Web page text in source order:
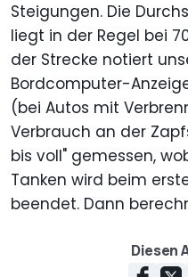
Steigungen. Die
liegt in der Regel bei
der Strecke notiert
Bordcomputer-
(bei Autos mit
Verbrauch an der
bis voll" gemessen,
Tanken wird beim
beendet. Dann
Diesen